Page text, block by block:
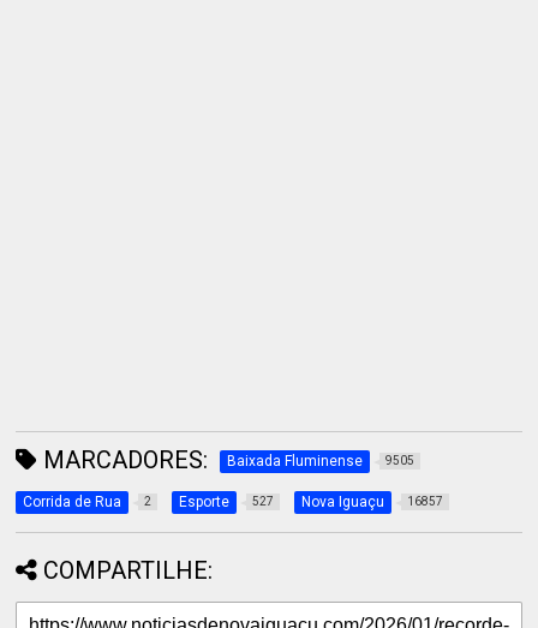
MARCADORES: Baixada Fluminense 9505
Corrida de Rua 2 Esporte 527 Nova Iguaçu 16857
COMPARTILHE: